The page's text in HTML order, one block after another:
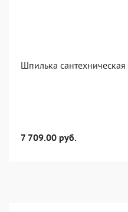
Шпилька
7 709.00 руб.